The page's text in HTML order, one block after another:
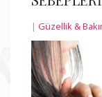
| Güzellik &